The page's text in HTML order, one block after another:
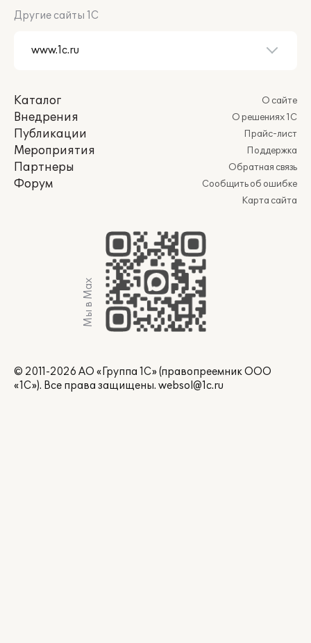
Другие сайты 1С
Каталог
Внедрения
Публикации
Мероприятия
Партнеры
Форум
О сайте
О решениях 1С
Прайс-лист
Поддержка
Обратная связь
Сообщить об ошибке
Карта сайта
Мы в Max
© 2011-2026 АО «Группа 1С» (правопреемник ООО
«1С»). Все права защищены. websol@1c.ru